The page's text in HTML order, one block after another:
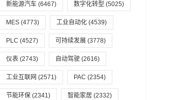
新能源汽车 (6467) 数字化转型 (5025)
MES (4773) 工业自动化 (4539)
PLC (4527) 可持续发展 (3778)
仪表 (2743) 自动驾驶 (2616)
工业互联网 (2571) PAC (2354)
节能环保 (2341) 智能家居 (2332)